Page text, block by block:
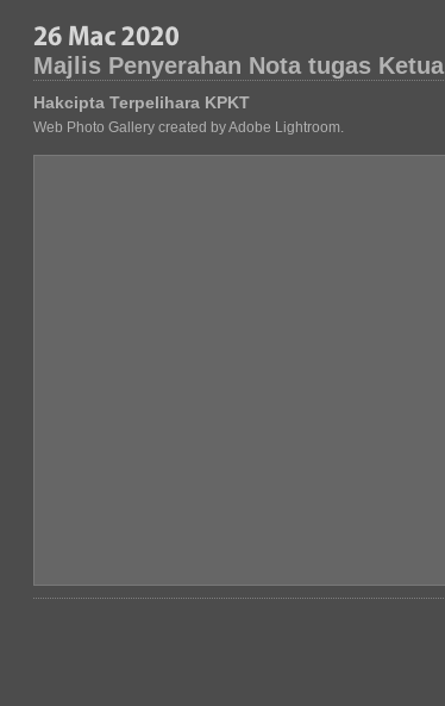
Majlis Penyerahan Nota tugas
Hakcipta Terpelihara KPKT
Web Photo Gallery created by Adobe Lightroom.